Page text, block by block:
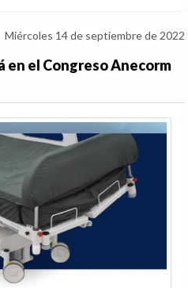
Miércoles 14 de septiembre de 2022
en el Congreso Anecorm